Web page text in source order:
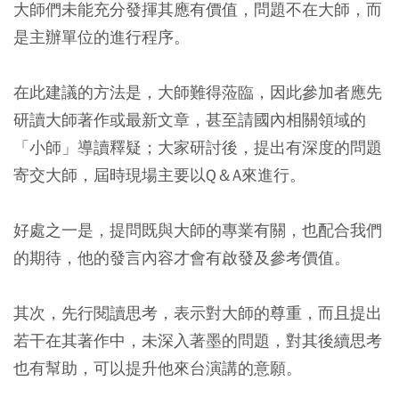
大師們未能充分發揮其應有價值，問題不在大師，而
是主辦單位的進行程序。
在此建議的方法是，大師難得蒞臨，因此參加者應先
研讀大師著作或最新文章，甚至請國內相關領域的
「小師」導讀釋疑；大家研討後，提出有深度的問題
寄交大師，屆時現場主要以Q＆A來進行。
好處之一是，提問既與大師的專業有關，也配合我們
的期待，他的發言內容才會有啟發及參考價值。
其次，先行閱讀思考，表示對大師的尊重，而且提出
若干在其著作中，未深入著墨的問題，對其後續思考
也有幫助，可以提升他來台演講的意願。